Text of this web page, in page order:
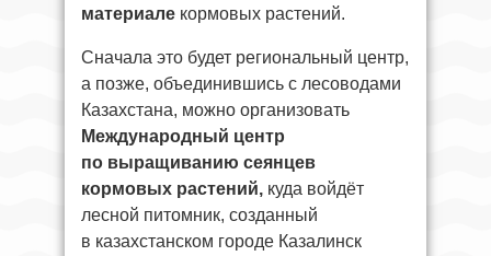
материале кормовых растений.
Сначала это будет региональный центр,
а позже, объединившись с лесоводами
Казахстана, можно организовать
Международный центр
по выращиванию сеянцев
кормовых растений, куда войдёт
лесной питомник, созданный
в казахстанском городе Казалинск